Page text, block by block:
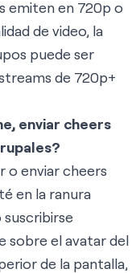
emiten en 720p o
de video, la
puede ser
de 720p+
enviar cheers
o enviar cheers
en la ranura
suscribirse
sobre el avatar del
de la pantalla,